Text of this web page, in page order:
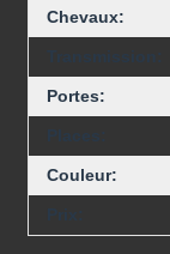
Chevaux:
Portes:
Couleur: